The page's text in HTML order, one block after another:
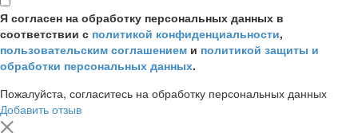
Я согласен на обработку персональных данных в
соответствии с политикой конфиденциальности,
пользовательским соглашением и политикой защиты и
обработки персональных данных.
Пожалуйста, согласитесь на обработку персональных данных
Добавить отзыв